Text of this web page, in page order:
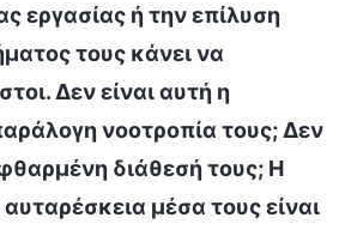
εργασίας ή την επίλυση
τους κάνει να
Δεν είναι αυτή η
νοοτροπία τους; Δεν
διάθεσή τους; Η
μέσα τους είναι